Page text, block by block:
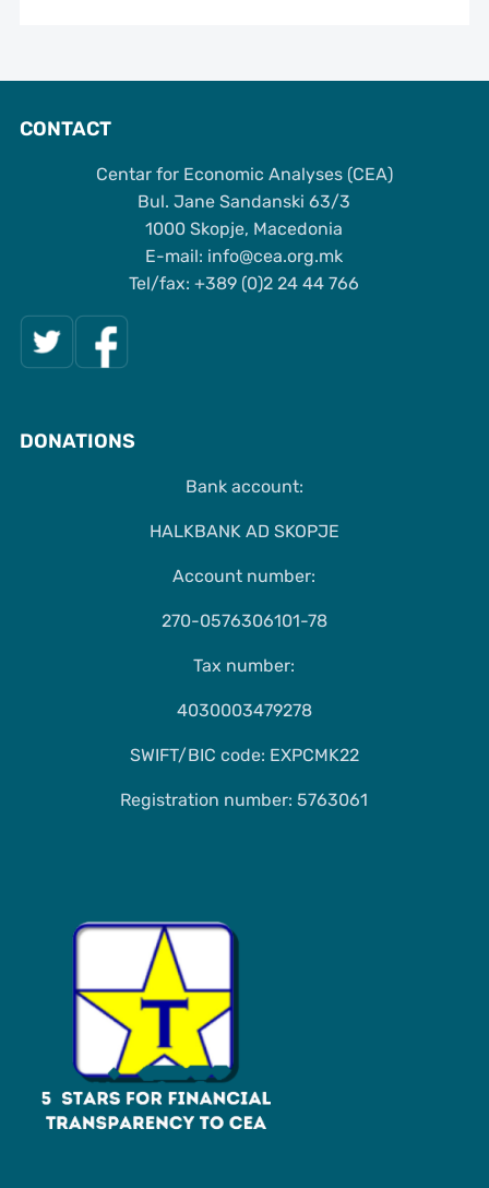
CONTACT
Centar for Economic Analyses (CEA)
Bul. Jane Sandanski 63/3
1000 Skopje, Macedonia
Е-mail: info@cea.org.mk
Tel/fax: +389 (0)2 24 44 766
DONATIONS
Bank account:
HALKBANK AD SKOPJE
Account number:
270-0576306101-78
Tax number:
4030003479278
SWIFT/BIC code: EXPCMK22
Registration number: 5763061